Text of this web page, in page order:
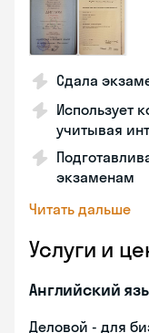
Сдала
Использует
учитывая
экзаменам
Читать дальше
Услуги и
Английский
Деловой - для